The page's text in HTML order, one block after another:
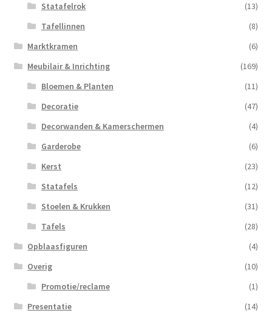
Statafelrok
(13)
Tafellinnen
(8)
Marktkramen
(6)
Meubilair & Inrichting
(169)
Bloemen & Planten
(11)
Decoratie
(47)
Decorwanden & Kamerschermen
(4)
Garderobe
(6)
Kerst
(23)
Statafels
(12)
Stoelen & Krukken
(31)
Tafels
(28)
Opblaasfiguren
(4)
Overig
(10)
Promotie/reclame
(1)
Presentatie
(14)